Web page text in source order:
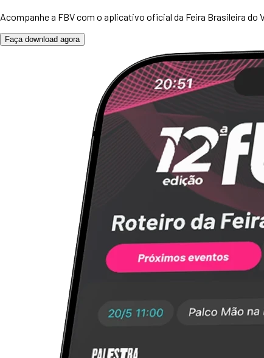
Acompanhe a FBV com o aplicativo oficial da Feira Brasileira
Faça download agora